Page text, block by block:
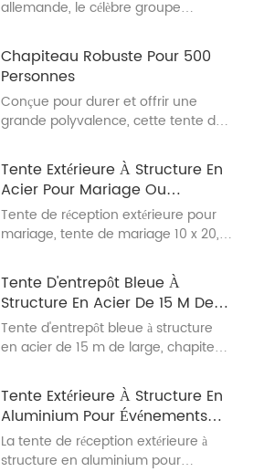
steppes.
allemande, le célèbre groupe
et la troupe de danse Golden Dress
ont été invités à donner de
magnifiques prestations.
Chapiteau Robuste Pour 500
Personnes
Conçue pour durer et offrir une
grande polyvalence, cette tente de
des matériaux résistants aux
intempéries, des vents violents à la
pluie. Son design spacieux offre un
espace modulable pour les
événements, les ateliers ou le
réutilisable, cette tente de réception
garantit une fiabilité à long terme, ce
qui la rend idéale pour une utilisation
commerciale et extérieure, avec des
performances constantes.
Tente Extérieure À Structure En
Acier Pour Mariage Ou
Réception (10 X 21 M)
Tente de réception extérieure pour
mariage, tente de mariage 10 x 20,
Tente D'entrepôt Bleue À
Structure En Acier De 15 M De
Large
Tente d'entrepôt bleue à structure
en acier de 15 m de large, chapiteau
Tente Extérieure À Structure En
Aluminium Pour Événements
Religieux Et Fêtes
La tente de réception extérieure à
structure en aluminium pour